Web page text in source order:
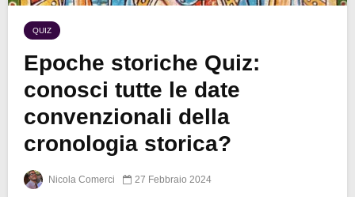
QUIZ
Epoche storiche Quiz:
conosci tutte le date
convenzionali della
cronologia storica?
Nicola Comerci 27 Febbraio 2024